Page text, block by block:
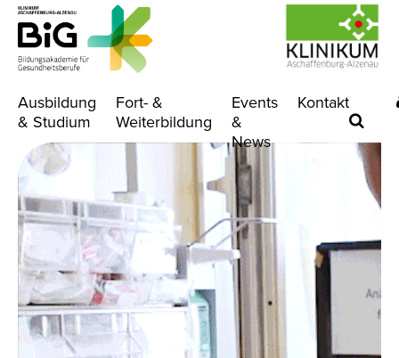
Ausbildung
& Studium
Fort- &
Weiterbildung
Events
&
News
Kontakt